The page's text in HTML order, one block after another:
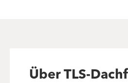
Über TLS-